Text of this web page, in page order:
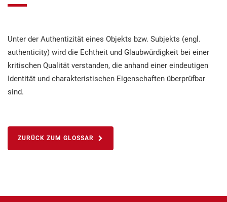
Unter der Authentizität eines Objekts bzw. Subjekts (engl.
authenticity) wird die Echtheit und Glaubwürdigkeit bei einer
kritischen Qualität verstanden, die anhand einer eindeutigen
Identität und charakteristischen Eigenschaften überprüfbar
sind.
ZURÜCK ZUM GLOSSAR